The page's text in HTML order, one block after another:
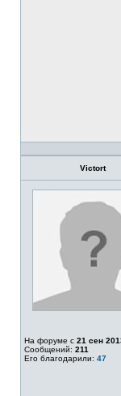
Victort
На форуме с 21 сен
Сообщений: 211
Его благодарили: 47